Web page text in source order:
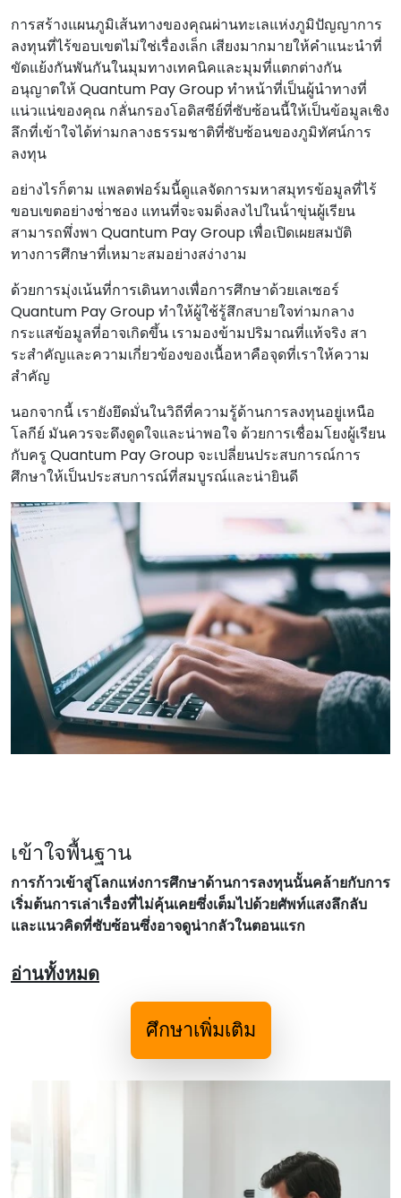
การสร้างแผนภูมิเส้นทางของคุณผ่านทะเลแห่งภูมิปัญญาการ
ลงทุนที่ไร้ขอบเขตไม่ใช่เรื่องเล็ก เสียงมากมายให้คําแนะนําที่
ขัดแย้งกันพันกันในมุมทางเทคนิคและมุมที่แตกต่างกัน
อนุญาตให้ Quantum Pay Group ทําหน้าที่เป็นผู้นําทางที่
แน่วแน่ของคุณ กลั่นกรองโอดิสซีย์ที่ซับซ้อนนี้ให้เป็นข้อมูลเชิง
ลึกที่เข้าใจได้ท่ามกลางธรรมชาติที่ซับซ้อนของภูมิทัศน์การ
ลงทุน
อย่างไรก็ตาม แพลตฟอร์มนี้ดูแลจัดการมหาสมุทรข้อมูลที่ไร้
ขอบเขตอย่างช่ําชอง แทนที่จะจมดิ่งลงไปในน้ําขุ่นผู้เรียน
สามารถพึ่งพา Quantum Pay Group เพื่อเปิดเผยสมบัติ
ทางการศึกษาที่เหมาะสมอย่างสง่างาม
ด้วยการมุ่งเน้นที่การเดินทางเพื่อการศึกษาด้วยเลเซอร์
Quantum Pay Group ทําให้ผู้ใช้รู้สึกสบายใจท่ามกลาง
กระแสข้อมูลที่อาจเกิดขึ้น เรามองข้ามปริมาณที่แท้จริง สา
ระสําคัญและความเกี่ยวข้องของเนื้อหาคือจุดที่เราให้ความ
สําคัญ
นอกจากนี้ เรายังยึดมั่นในวิถีที่ความรู้ด้านการลงทุนอยู่เหนือ
โลกีย์ มันควรจะดึงดูดใจและน่าพอใจ ด้วยการเชื่อมโยงผู้เรียน
กับครู Quantum Pay Group จะเปลี่ยนประสบการณ์การ
ศึกษาให้เป็นประสบการณ์ที่สมบูรณ์และน่ายินดี
เข้าใจพื้นฐาน
การก้าวเข้าสู่โลกแห่งการศึกษาด้านการลงทุนนั้นคล้ายกับการ
เริ่มต้นการเล่าเรื่องที่ไม่คุ้นเคยซึ่งเต็มไปด้วยศัพท์แสงลึกลับ
และแนวคิดที่ซับซ้อนซึ่งอาจดูน่ากลัวในตอนแรก
อ่านทั้งหมด
ศึกษาเพิ่มเติม